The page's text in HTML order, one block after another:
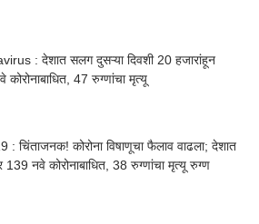
: देशात सलग दुसऱ्या दिवशी 20 हजारांहून
47 रुग्णांचा मृत्यू
: चिंताजनक! कोरोना विषाणूचा फैलाव वाढला; देशात
139 नवे कोरोनाबाधित, 38 रुग्णांचा मृत्यू रुग्ण